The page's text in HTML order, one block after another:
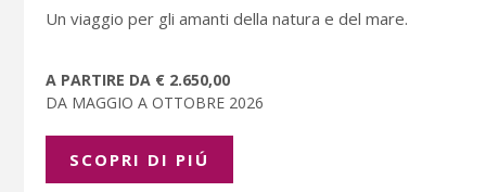
Un viaggio per gli amanti della natura e del mare.
A PARTIRE DA € 2.650,00
DA MAGGIO A OTTOBRE 2026
SCOPRI DI PIÚ